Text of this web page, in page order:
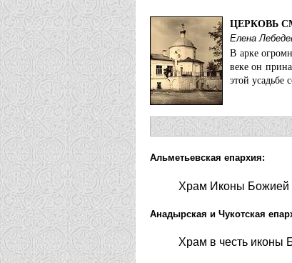
ЦЕРКОВЬ
Елена
В арке
веке он
этой усадьбе
Альметьевская епархия:
Храм Иконы Божией
Анадырская и Чукотская
Храм в честь иконы